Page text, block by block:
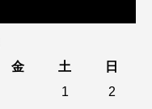
金 土
日
1
2